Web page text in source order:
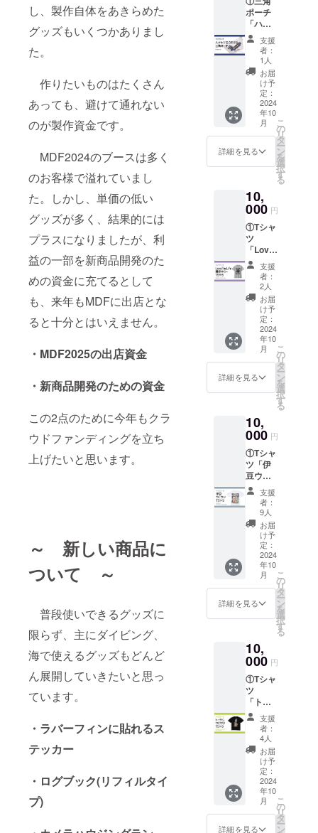
し、製作自体をあきらめた
グッズもいくつかありまし
た。
作りたいものはたくさん
あっても、避けて通れない
のが製作資金です。
MDF2024のブースは多く
のお客様で溢れていまし
た。しかし、単価の低い
グッズが多く、結果的には
プラスになりましたが、利
益の一部を新商品開発のた
めの資金に充てるとして
も、来年もMDFに出店とな
ると十分とはいえません。
・MDF2025の出店資金
・新商品開発のための資金
この2点のために今年もクラ
ウドファンディングを立ち
上げたいと思います。
～ 新しい商品に
ついて ～
普段使いできるグッズに
限らず、主にダイビング、
海で使えるグッズもどんど
ん展開していきたいと思っ
ています。
・ラバーフィンに貼れるス
テッカー
・ログブック(リフィルタイ
プ)
ブース
パネル
にお名
前掲載
※備考
欄に掲
載可能
なニッ
クネー
ムなど
の
お名前
をご記
ポーチ
「ハナ
ヒゲウ
ツボ＆
ウミウ
シ」
※ハナヒ
ゲウツ
ボ＆ウ
ミウシ
柄の合
皮製の
三角
ポーチ
です。
ズ：横
20㎝×高
さ
12cm×
奥行
6cm
②フェ
ア当
日、
ブース
パネル
にお名
前掲載
※備考
欄に掲
載可能
なニッ
お名前
をご記
入くだ
さい。
支援
者：
1人
お届
け予
定：
2024
年10
月
詳細を見る
こ
の
リ
タ
ー
ン
を
選
択
す
る
10,
000 円
①Tシャ
ツ
「Love
the life
you are
diver」
※クラ
ウド
ファン
ディン
グ限定
カラー
の
グレー
の半袖T
シャツ
ます。
②フェ
ア当
日、
ブース
パネル
にお名
前掲載
※備考
欄に掲
載可能
なニッ
クネー
ムなど
の
お名前
をご記
支援
者：
2人
お届
け予
定：
2024
年10
月
詳細を見る
こ
の
リ
タ
ー
ン
を
選
択
す
る
10,
000 円
①Tシャ
ツ「伊
豆ウミ
ウシ」
※伊豆
で見ら
れるウ
ミウシ
の半袖T
シャツ
です。
②フェ
ア当
日、
ブース
パネル
前掲載
※備考
欄に掲
載可能
なニッ
クネー
ムなど
の
お名前
をご記
入くだ
さい。
支援
者：
9人
お届
け予
定：
2024
年10
月
詳細を見る
こ
の
リ
タ
ー
ン
を
選
択
す
る
10,
000 円
①Tシャ
ツ
「トー
テムウ
ミウ
シ」
※ウミウ
シたち
のトー
テム柄
の半袖T
シャツ
です。
②フェ
支援
者：
4人
お届
け予
定：
2024
年10
月
詳細を見る
こ
の
リ
タ
ー
ン